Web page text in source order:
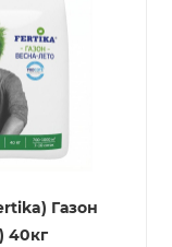
Газон
40кг